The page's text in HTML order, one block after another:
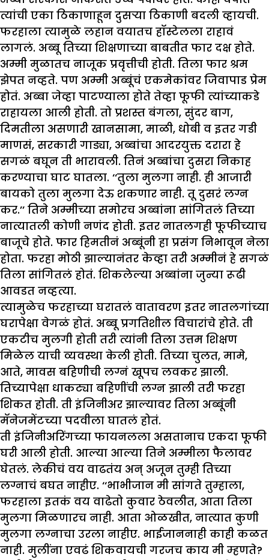
त्यांची एका ठिकाणाहून दुसऱ्या ठिकाणी बदली व्हायची.
फरहाला त्यामुळे लहान वयातच हॉस्टेलला राहावं
लागलं. अब्बू तिच्या शिक्षणाच्या बाबतीत फार दक्ष होते.
अम्मी मुळातच नाजूक प्रवृत्तीची होती. तिला फार श्रम
झेपत नव्हते. पण अम्मी अब्बूंचं एकमेकांवर जिवापाड प्रेम
होतं. अब्बा जेव्हा पाटण्याला होते तेव्हा फूफी त्यांच्याकडे
राहायला आली होती. तो प्रशस्त बंगला, सुंदर बाग,
दिमतीला असणारी खानसामा, माळी, धोबी व इतर गडी
माणसं, सरकारी गाड्या, अब्बांचा आदरयुक्त दरारा हे
सगळं बघून ती भारावली. तिनं अब्बांचा दुसरा निकाह
करण्याचा घाट घातला. ‘‘तुला मुलगा नाही. ही आजारी
बायको तुला मुलगा देऊ शकणार नाही. तू दुसरं लग्न
कर.’’ तिने अम्मीच्या समोरच अब्बांना सांगितलं तिच्या
नात्यातली कोणी नणंद होती. इतर नातलगही फूफीच्याच
बाजूचे होते. फार हिमतीनं अब्बूंनी हा प्रसंग निभावून नेला
होता. फरहा मोठी झाल्यानंतर केव्हा तरी अम्मीनं हे सगळं
तिला सांगितलं होतं. शिकलेल्या अब्बांना जुन्या रूढी
आवडत नव्हत्या.
त्यामुळेच फरहाच्या घरातलं वातावरण इतर नातलगांच्या
घरापेक्षा वेगळं होतं. अब्बू प्रगतिशील विचारांचे होते. ती
एकटीच मुलगी होती तरी त्यांनी तिला उत्तम शिक्षण
मिळेल याची व्यवस्था केली होती. तिच्या चुलत, मामे,
आते, मावस बहिणीची लग्नं खूपच लवकर झाली.
तिच्यापेक्षा धाकट्या बहिणींची लग्न झाली तरी फरहा
शिकत होती. ती इंजिनीअर झाल्यावर तिला अब्बूंनी
मॅनेजमेंटच्या पदवीला घातलं होतं.
ती इंजिनीअरिंगच्या फायनलला असतानाच एकदा फूफी
घरी आली होती. आल्या आल्या तिने अम्मीला फैलावर
घेतलं. लेकीचं वय वाढतंय अन् अजून तुम्ही तिच्या
लग्नाचं बघत नाहीए. ‘‘भाभीजान मी सांगते तुम्हाला,
फरहाला इतकं वय वाढेतो कुवार ठेवलीत, आता तिला
मुलगा मिळणारच नाही. आता ओळखीत, नात्यात कुणी
मुलगा लग्नाचा उरला नाहीए. भाईजाननाही काही कळत
नाही. मुलींना एवढं शिकवायची गरजच काय मी म्हणते?